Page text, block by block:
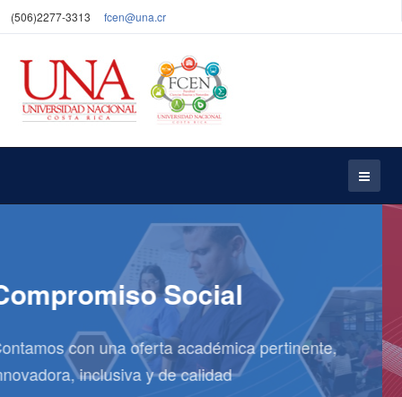
(506)2277-3313 fcen@una.cr